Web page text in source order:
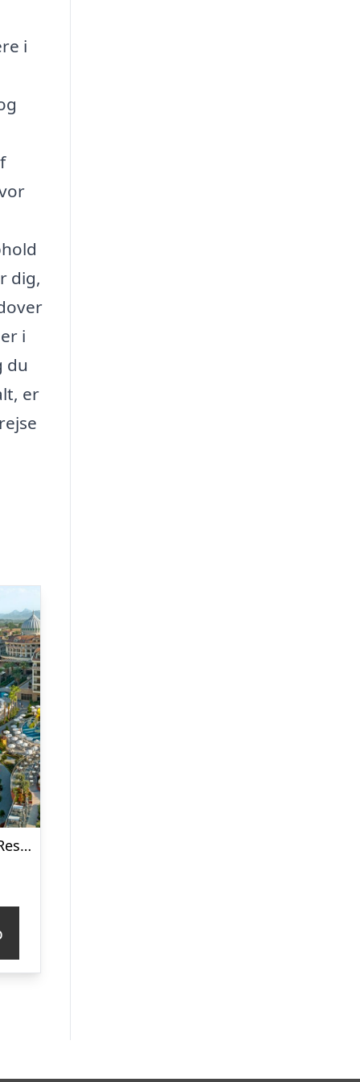
i
dig,
i
du
er
Kirman Belazur Resort & Spa Hotel